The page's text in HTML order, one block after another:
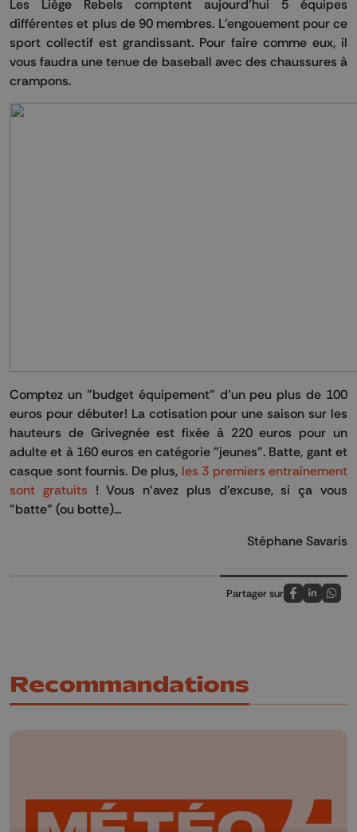
Les Liège Rebels comptent aujourd’hui 5 équipes
différentes et plus de 90 membres. L’engouement pour ce
sport collectif est grandissant. Pour faire comme eux, il
vous faudra une tenue de baseball avec des chaussures à
crampons.
Comptez un "budget équipement" d’un peu plus de 100
euros pour débuter! La cotisation pour une saison sur les
hauteurs de Grivegnée est fixée à 220 euros pour un
adulte et à 160 euros en catégorie "jeunes". Batte, gant et
casque sont fournis. De plus, les 3 premiers entraînement
sont gratuits ! Vous n'avez plus d'excuse, si ça vous
"batte" (ou botte)...
Stéphane Savaris
Partager sur
Partagez sur
Partagez
Recommandations